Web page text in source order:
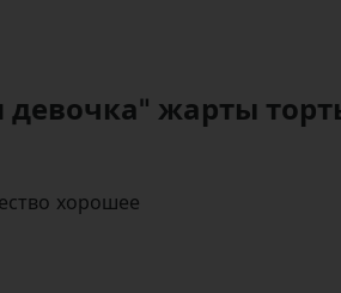
жарты
хорошее